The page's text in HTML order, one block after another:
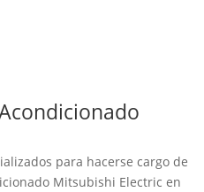
para hacerse cargo de
Mitsubishi Electric en